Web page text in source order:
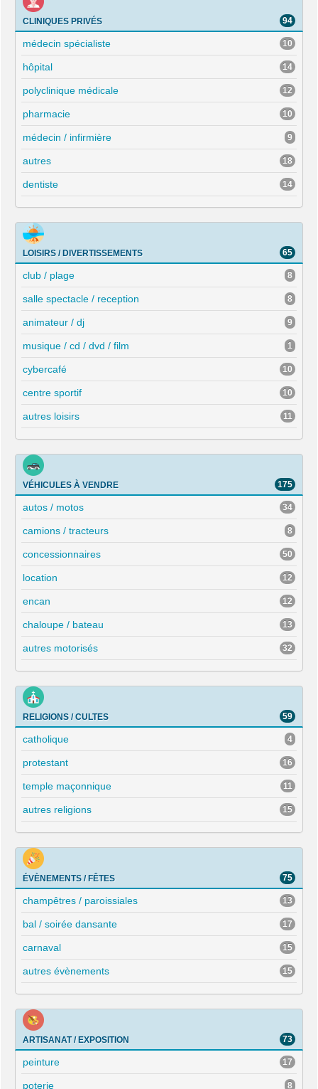
CLINIQUES PRIVÉS 94
médecin spécialiste 10
hôpital 14
polyclinique médicale 12
pharmacie 10
médecin / infirmière 9
autres 18
dentiste 14
LOISIRS / DIVERTISSEMENTS 65
club / plage 8
salle spectacle / reception 8
animateur / dj 9
musique / cd / dvd / film 1
cybercafé 10
centre sportif 10
autres loisirs 11
VÉHICULES À VENDRE 175
autos / motos 34
camions / tracteurs 8
concessionnaires 50
location 12
encan 12
chaloupe / bateau 13
autres motorisés 32
RELIGIONS / CULTES 59
catholique 4
protestant 16
temple maçonnique 11
autres religions 15
ÉVÈNEMENTS / FÊTES 75
champêtres / paroissiales 13
bal / soirée dansante 17
carnaval 15
autres évènements 15
ARTISANAT / EXPOSITION 73
peinture 17
poterie 8